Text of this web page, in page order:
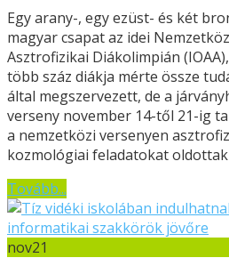
Egy arany-, egy ezüst- és két
magyar csapat az idei
Asztrofizikai Diákolimpián
több száz diákja mérte össze
által megszervezett, de a
verseny november 14-től 21-ig
a nemzetközi versenyen
kozmológiai feladatokat oldottak
Tovább...
nov21